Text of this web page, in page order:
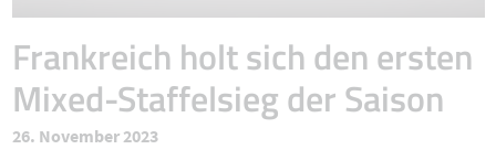
Frankreich holt sich den ersten
Mixed-Staffelsieg der Saison
26. November 2023